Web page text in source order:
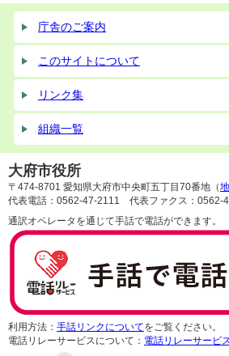
庁舎のご案内
このサイトについて
リンク集
組織一覧
大府市役所
〒474-8701 愛知県大府市中央町五丁目70番地（
代表電話：0562-47-2111 代表ファクス：0562-
通訳オペレータを通じて手話で電話ができます。
利用方法： 手話リンクについてをご覧ください。
電話リレーサービスについて： 電話リレーサービ